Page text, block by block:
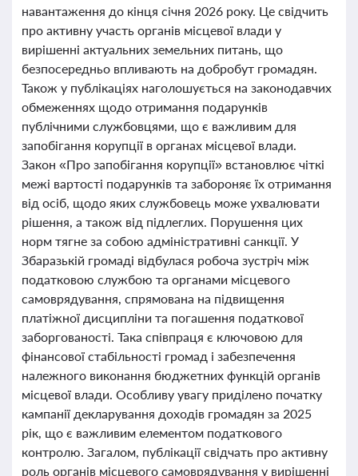
навантаження до кінця січня 2026 року. Це свідчить
про активну участь органів місцевої влади у
вирішенні актуальних земельних питань, що
безпосередньо впливають на добробут громадян.
Також у публікаціях наголошується на законодавчих
обмеженнях щодо отримання подарунків
публічними службовцями, що є важливим для
запобігання корупції в органах місцевої влади.
Закон «Про запобігання корупції» встановлює чіткі
межі вартості подарунків та забороняє їх отримання
від осіб, щодо яких службовець може ухвалювати
рішення, а також від підлеглих. Порушення цих
норм тягне за собою адміністративні санкції. У
Збаразькій громаді відбулася робоча зустріч між
податковою службою та органами місцевого
самоврядування, спрямована на підвищення
платіжної дисципліни та погашення податкової
заборгованості. Така співпраця є ключовою для
фінансової стабільності громад і забезпечення
належного виконання бюджетних функцій органів
місцевої влади. Особливу увагу приділено початку
кампанії декларування доходів громадян за 2025
рік, що є важливим елементом податкового
контролю. Загалом, публікації свідчать про активну
роль органів місцевого самоврядування у вирішенні